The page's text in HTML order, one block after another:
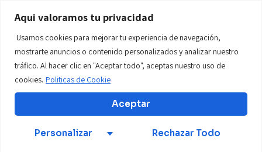
Aqui valoramos tu privacidad
Usamos cookies para mejorar tu experiencia de navegación,
mostrarte anuncios o contenido personalizados y analizar nuestro
tráfico. Al hacer clic en "Aceptar todo", aceptas nuestro uso de
cookies. Politicas de Cookie
Personalizar Rechazar Todo
Aceptar
Teléfono: +57 312 569 6924